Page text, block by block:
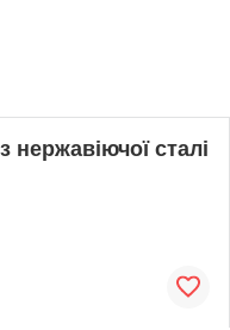
нержавіючої сталі